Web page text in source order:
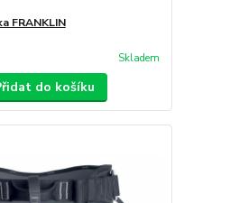
FRANKLIN
Skladem
do košíku